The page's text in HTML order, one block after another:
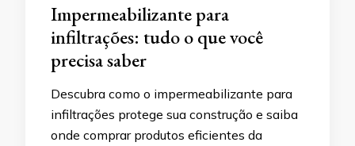
Impermeabilizante para
infiltrações: tudo o que você
precisa saber
Descubra como o impermeabilizante para
infiltrações protege sua construção e saiba
onde comprar produtos eficientes da